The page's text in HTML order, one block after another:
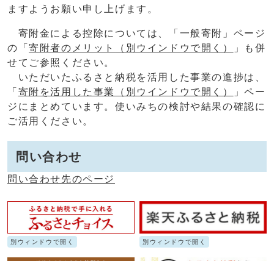
ますようお願い申し上げます。
寄附金による控除については、「一般寄附」ページ
の「寄附者のメリット （別ウインドウで開く）
」も併
せてご参照ください。
いただいたふるさと納税を活用した事業の進捗は、
「 寄附を活用した事業 （別ウインドウで開く）
」ペー
ジにまとめています。使いみちの検討や結果の確認に
ご活用ください。
問い合わせ
問い合わせ先のページ
別ウィンドウで開く 別ウィンドウで開く